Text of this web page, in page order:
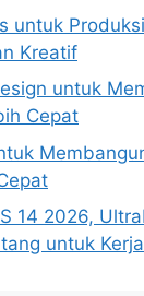
untuk
Kreatif
untuk
Cepat
14 2026,
untuk